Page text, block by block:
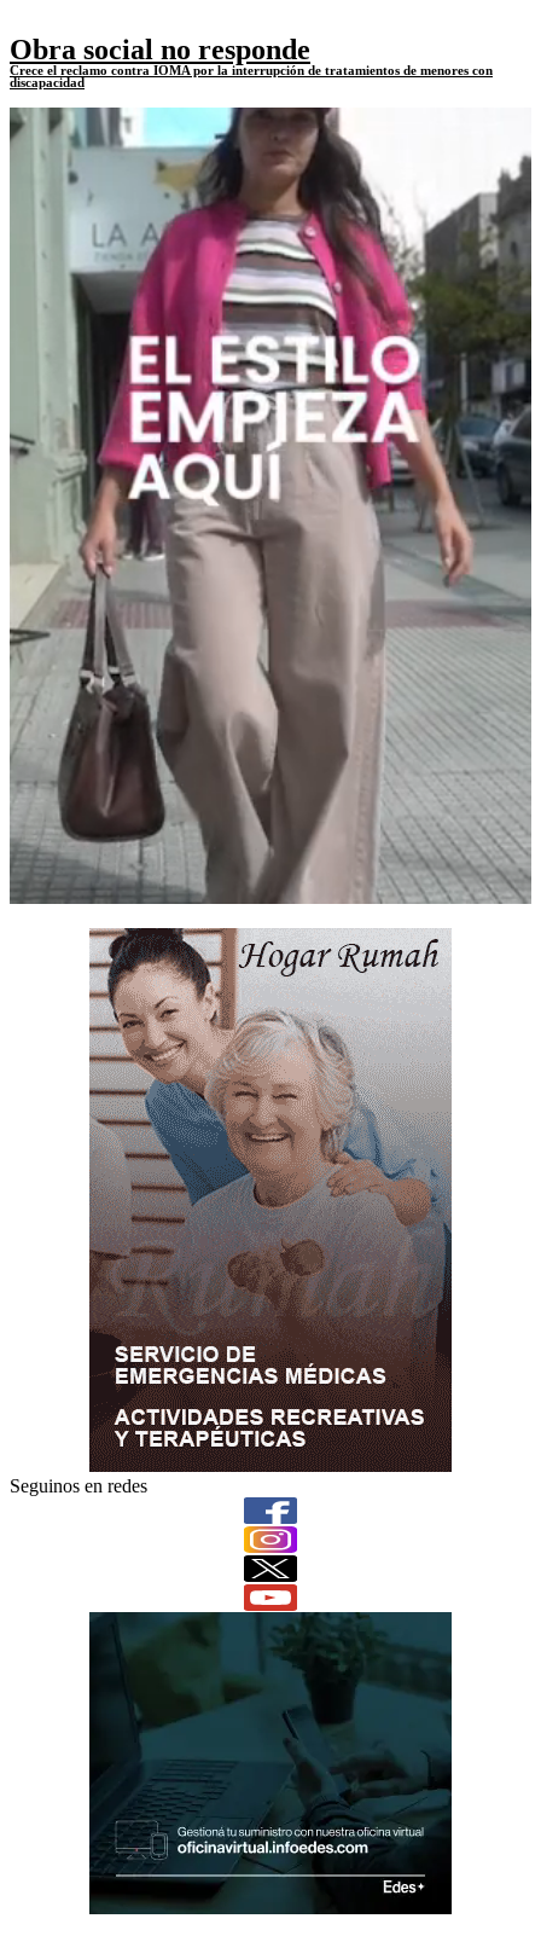
Obra social no responde
Crece el reclamo contra IOMA por la interrupción de tratamientos de menores con
discapacidad
Seguinos en redes